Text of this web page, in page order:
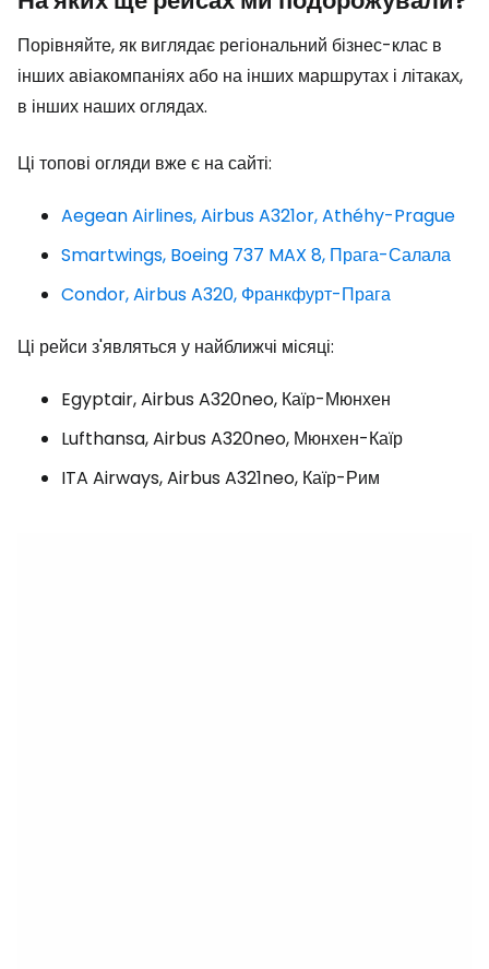
Порівняйте, як виглядає регіональний бізнес-клас в
інших авіакомпаніях або на інших маршрутах і літаках,
в інших наших оглядах.
Ці топові огляди вже є на сайті:
Aegean Airlines, Airbus A321or, Athéhy-Prague
Smartwings, Boeing 737 MAX 8, Прага-Салала
Condor, Airbus A320, Франкфурт-Прага
Ці рейси з'являться у найближчі місяці:
Egyptair, Airbus A320neo, Каїр-Мюнхен
Lufthansa, Airbus A320neo, Мюнхен-Каїр
ITA Airways, Airbus A321neo, Каїр-Рим